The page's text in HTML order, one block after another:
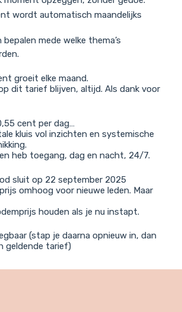
wordt automatisch maandelijks
mede welke thema’s
groeit elke maand.
dit tarief blijven, altijd. Als dank voor
cent per dag…
kluis vol inzichten en systemische
heb toegang, dag en nacht, 24/7.
sluit op 22 september 2025
omhoog voor nieuwe leden. Maar
houden als je nu instapt.
(stap je daarna opnieuw in, dan
geldende tarief)